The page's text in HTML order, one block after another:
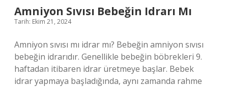
Amniyon Sıvısı Bebeğin Idrarı Mı
Tarih: Ekim 21, 2024
Amniyon sıvısı mı idrar mı? Bebeğin amniyon sıvısı
bebeğin idrarıdır. Genellikle bebeğin böbrekleri 9.
haftadan itibaren idrar üretmeye başlar. Bebek
idrar yapmaya başladığında, aynı zamanda rahme